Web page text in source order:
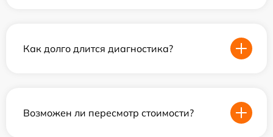
Как долго длится диагностика?
Возможен ли пересмотр стоимости?